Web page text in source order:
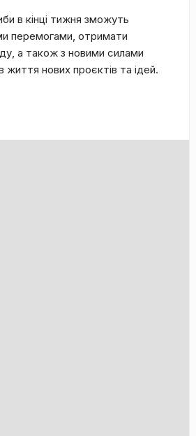
в кінці тижня зможуть
перемогами, отримати
а також з новими силами
життя нових проєктів та ідей.